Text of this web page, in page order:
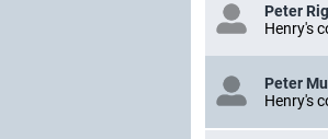
Peter
Henry's
Peter
Henry's